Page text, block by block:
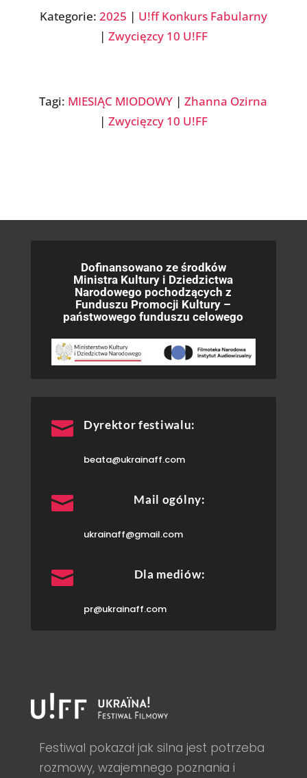
Kategorie: 2025 | U!ff Konkurs Fabularny
| Zwycięzcy 10 U!FF
Tagi: MIESIĄC MIODOWY |Zhanna Ozirna
| Zwycięzcy 10 U!FF
Dofinansowano ze środków
Ministra Kultury i Dziedzictwa
Narodowego pochodzących z
Funduszu Promocji Kultury –
państwowego funduszu celowego
 Dyrektor festiwalu:
beata@ukrainaff.com
 Mail ogólny:
ukrainaff@gmail.com
 Dla mediów:
pr@ukrainaff.com
Festiwal pokazał jak silna jest potrzeba
rozmowy, wzajemnego poznania i